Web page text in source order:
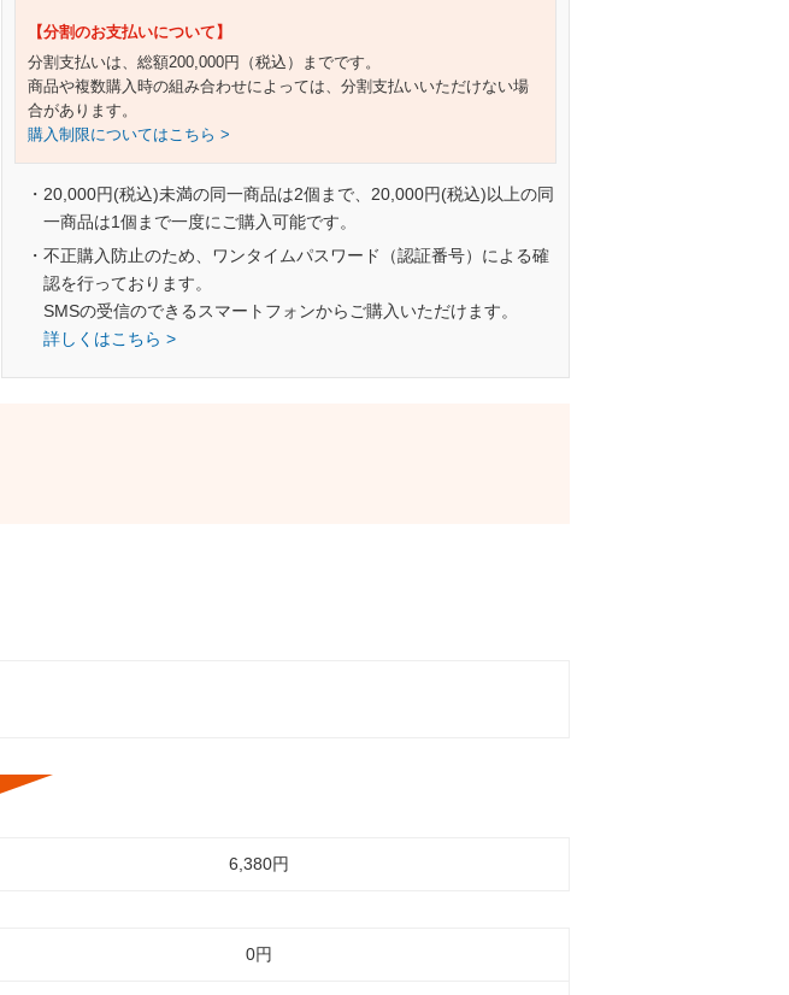
【分割のお支払いについて】
分割支払いは、総額200,000円（税込）までです。
商品や複数購入時の組み合わせによっては、分割支払いいただけない場
合があります。
購入制限についてはこちら >
・20,000円(税込)未満の同一商品は2個まで、20,000円(税込)以上の同
一商品は1個まで一度にご購入可能です。
・不正購入防止のため、ワンタイムパスワード（認証番号）による確
認を行っております。
SMSの受信のできるスマートフォンからご購入いただけます。
詳しくはこちら >
6,380円
0円